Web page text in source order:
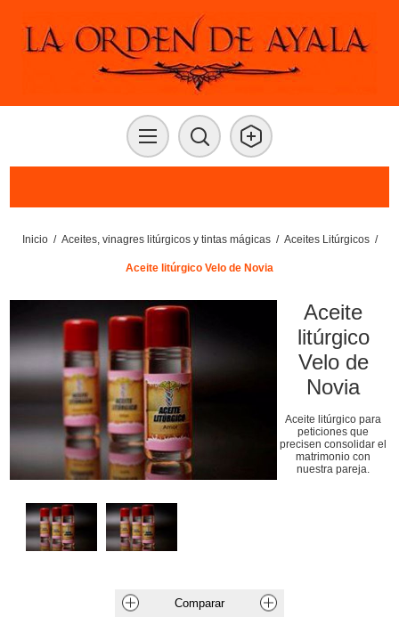
Inicio / Aceites, vinagres litúrgicos y tintas mágicas / Aceites Litúrgicos /
Aceite litúrgico Velo de Novia
Aceite
litúrgico
Velo de
Novia
Aceite litúrgico para
peticiones que
precisen consolidar el
matrimonio con
nuestra pareja.